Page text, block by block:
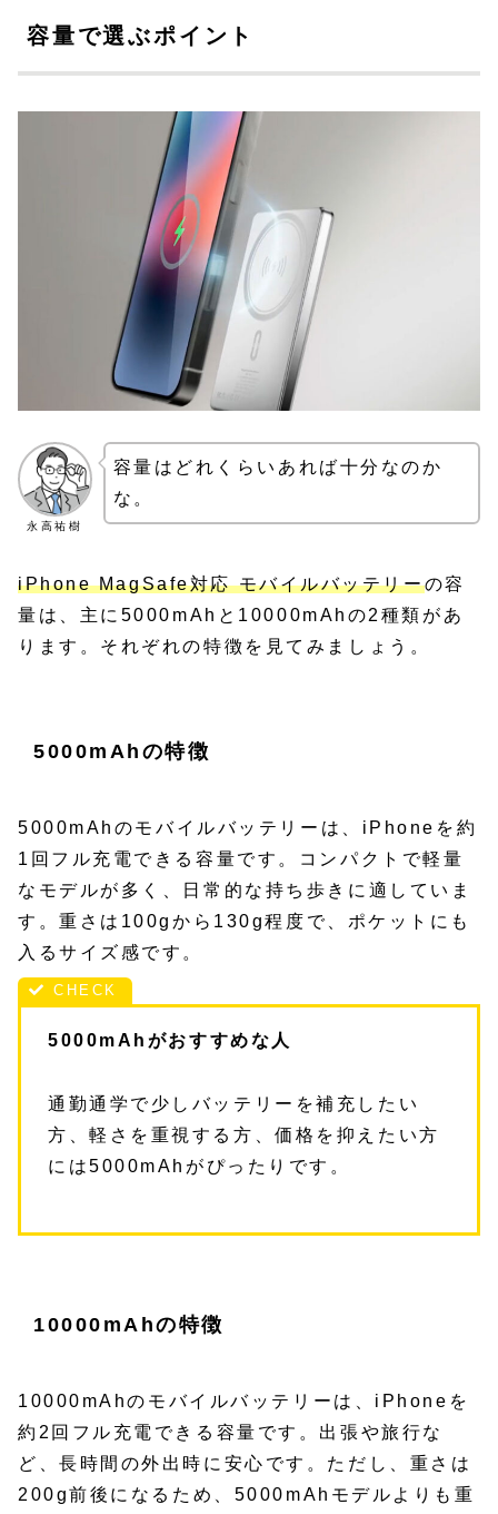
容量で選ぶポイント
永高祐樹
容量はどれくらいあれば十分なのか
な。
iPhone MagSafe対応 モバイルバッテリーの容
量は、主に5000mAhと10000mAhの2種類があ
ります。それぞれの特徴を見てみましょう。
5000mAhの特徴
5000mAhのモバイルバッテリーは、iPhoneを約
1回フル充電できる容量です。コンパクトで軽量
なモデルが多く、日常的な持ち歩きに適していま
す。重さは100gから130g程度で、ポケットにも
入るサイズ感です。
5000mAhがおすすめな人
通勤通学で少しバッテリーを補充したい
方、軽さを重視する方、価格を抑えたい方
には5000mAhがぴったりです。
10000mAhの特徴
10000mAhのモバイルバッテリーは、iPhoneを
約2回フル充電できる容量です。出張や旅行な
ど、長時間の外出時に安心です。ただし、重さは
200g前後になるため、5000mAhモデルよりも重